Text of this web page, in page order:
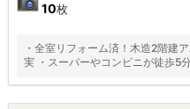
10枚
・全室リフォーム済！木造2階建
実 ・スーパーやコンビニが徒歩5